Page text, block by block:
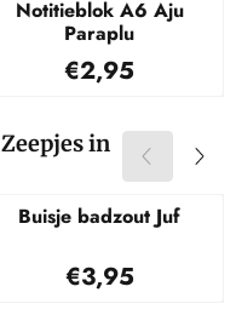
Notitieblok A6 Aju
Paraplu
Prijs: 2,95
€2,95
Zeepjes in
Buisje badzout Juf
Prijs: 3,95
€3,95